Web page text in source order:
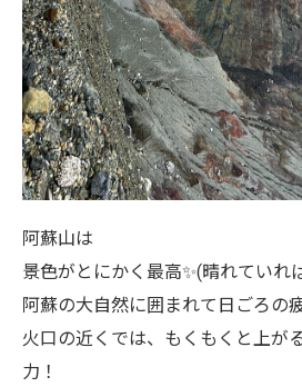
阿蘇山は
景色がとにかく最高✨(晴れてい
阿蘇の大自然に囲まれて日ごろの
火口の近くでは、もくもくと上が
力！